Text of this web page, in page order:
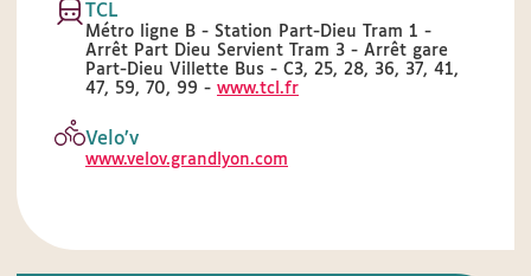
TCL
Métro ligne B - Station Part-Dieu Tram 1 -
Arrêt Part Dieu Servient Tram 3 - Arrêt gare
Part-Dieu Villette Bus - C3, 25, 28, 36, 37, 41,
47, 59, 70, 99 - www.tcl.fr
Velo’v
www.velov.grandlyon.com